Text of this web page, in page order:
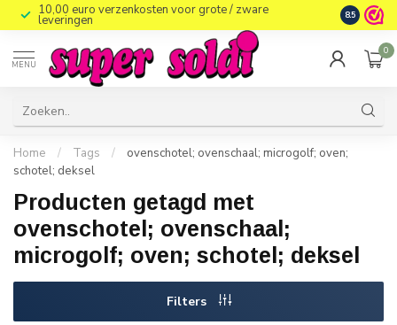
10,00 euro verzenkosten voor grote / zware
leveringen 8.5
MENU
0
Home / Tags /
ovenschotel; ovenschaal; microgolf; oven;
schotel; deksel
Producten getagd met
ovenschotel; ovenschaal;
microgolf; oven; schotel; deksel
Filters